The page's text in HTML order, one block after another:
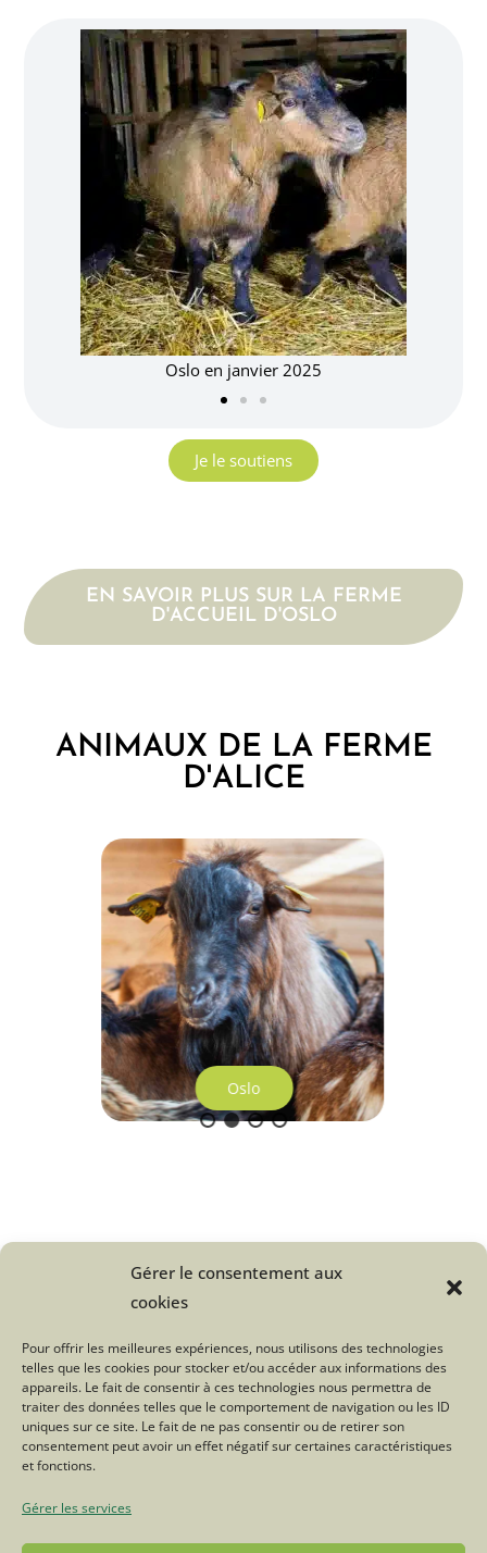
Gérer le consentement aux
cookies
Pour offrir les meilleures expériences, nous utilisons des technologies
telles que les cookies pour stocker et/ou accéder aux informations des
appareils. Le fait de consentir à ces technologies nous permettra de
traiter des données telles que le comportement de navigation ou les ID
uniques sur ce site. Le fait de ne pas consentir ou de retirer son
consentement peut avoir un effet négatif sur certaines caractéristiques
et fonctions.
Gérer les services
Oslo en janvier 2025
Je le soutiens
EN SAVOIR PLUS SUR LA FERME
D'ACCUEIL D'OSLO
ANIMAUX DE LA FERME
D'ALICE
Oslo
Une question sur le Troupeau du
Cliquez ici
Tweetez Partagez